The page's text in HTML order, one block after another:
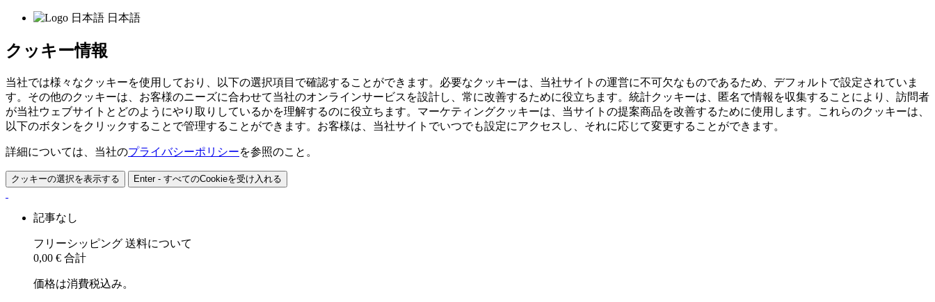
日本語
クッキー情報
当社では様々なクッキーを使用しており、以下の選択項目で確認することができます。必要なクッキーは、当社サイトの運営に不可欠なものであるため、デフォルトで設定されていま
す。その他のクッキーは、お客様のニーズに合わせて当社のオンラインサービスを設計し、常に改善するために役立ちます。統計クッキーは、匿名で情報を収集することにより、訪問者
が当社ウェブサイトとどのようにやり取りしているかを理解するのに役立ちます。マーケティングクッキーは、当サイトの提案商品を改善するために使用します。これらのクッキーは、
以下のボタンをクリックすることで管理することができます。お客様は、当社サイトでいつでも設定にアクセスし、それに応じて変更することができます。
詳細については、当社のプライバシーポリシーを参照のこと。
クッキーの選択を表示する Enter - すべてのCookieを受け入れる
記事なし
フリーシッピング 送料について
0,00 € 合計
価格は消費税込み。